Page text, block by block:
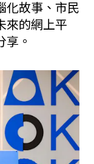
化故事、市民
來的網上平
享。